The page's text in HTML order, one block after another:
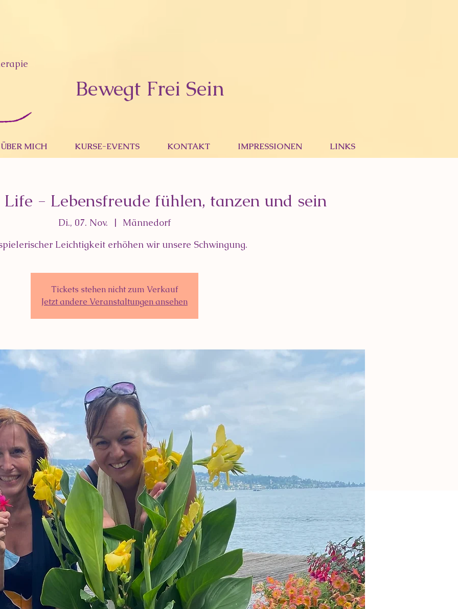
Bewegt Frei Sein
ÜBER MICH KURSE-EVENTS KONTAKT IMPRESSIONEN LINKS
- Lebensfreude fühlen, tanzen und sein
Di., 07. Nov.
  |
Männedorf
Leichtigkeit erhöhen wir unsere Schwingung.
Tickets stehen nicht zum Verkauf
Jetzt andere Veranstaltungen ansehen